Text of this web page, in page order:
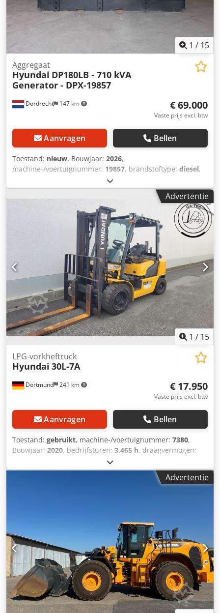
1 / 15
Dordrecht 147 km
Aggregaat
Hyundai DP180LB - 710 kVA
Generator - DPX-19857
€ 69.000
Vaste prijs excl. btw
Aanvragen Bellen
Toestand: nieuw, Bouwjaar: 2026,
machine-/voertuignummer: 19857, brandstoftype: diesel,
Hyundai DP180LB
Leeggewicht: 5.650 kg Generatorvermogen: 710 kVA
Laadruimte-afmetingen: 440 x 180 x 250 cm CE-markering:
ja Watertankinhoud: 1000 l Neem contact op met Team
DPX voor meer informatie. = Verdere opties en toebehoren
= - Accu - Bedieningspaneel - Stalen dak Chjdpfx Afeyhlf Te
Advertentie
1 / 15
Dortmund 241 km
LPG-vorkheftruck
Hyundai 30L-7A
€ 17.950
Vaste prijs excl. btw
Aanvragen Bellen
Toestand: gebruikt, machine-/voertuignummer: 7380,
Bouwjaar: 2020, bedrijfsturen: 3.465 h, draagvermogen:
3.250 mm
masttype:Simplex, bouwhoogte:2.200 mm, Uitrusting:
, .: 7380 Apparaatgegevens: Bouwjaar: 2020
Lengte/Breedte/Hoogte: 2800 / 1250 / 2200 mm
Bedrijfsgewicht: 4512 kg ---- Apparatuur: * Beschermend
dak * 3e klep * 4e klep * Voorruit * Dakbedekking *
Werkverlichting voor * Achterwerklichten ----- Bijlagen: *
Zijverschuiving * Laadbeschermingsrooster ---- Verdere
apparaatinformatie: ---- De openingstijden zijn over het
algemeen de gelezen uren. Wij bieden u graag het
passende vervoer aan. Er zijn direct nog eens 250 - 300
heftrucks, voorzetapparatuur en veegmachines voor u
Advertentie